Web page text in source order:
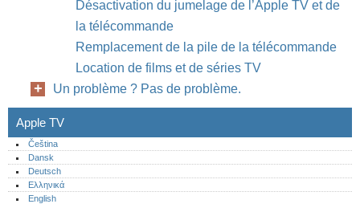
Désactivation du jumelage de l’Apple TV et de
la télécommande
Remplacement de la pile de la télécommande
Location de films et de séries TV
Un problème ? Pas de problème.
Apple TV
Čeština
Dansk
Deutsch
Ελληνικά
English